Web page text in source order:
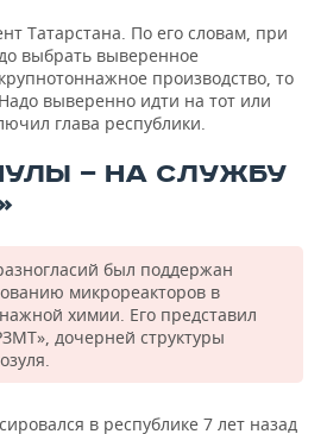
Татарстана. По его словам, при
выбрать выверенное
производство, то
выверенно идти на тот или
глава республики.
— НА СЛУЖБУ
был поддержан
микрореакторов в
химии. Его представил
дочерней структуры
в республике 7 лет назад